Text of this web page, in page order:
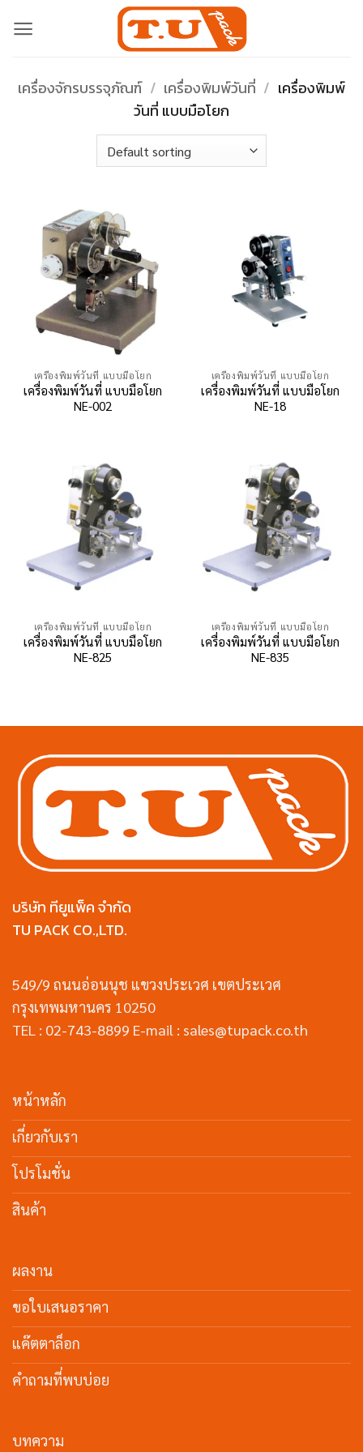
เครื่องจักรบรรจุภัณฑ์ / เครื่องพิมพ์วันที่ / เครื่องพิมพ์
วันที่ แบบมือโยก
เครื่องพิมพ์วันที่ แบบมือโยก
เครื่องพิมพ์วันที่ แบบมือโยก
NE-002
เครื่องพิมพ์วันที่ แบบมือโยก
เครื่องพิมพ์วันที่ แบบมือโยก
NE-18
เครื่องพิมพ์วันที่ แบบมือโยก
เครื่องพิมพ์วันที่ แบบมือโยก
NE-825
เครื่องพิมพ์วันที่ แบบมือโยก
เครื่องพิมพ์วันที่ แบบมือโยก
NE-835
บริษัท ทียูแพ็ค จำกัด
TU PACK CO.,LTD.
549/9 ถนนอ่อนนุช แขวงประเวศ เขตประเวศ
กรุงเทพมหานคร 10250
TEL : 02-743-8899 E-mail : sales@tupack.co.th
หน้าหลัก
เกี่ยวกับเรา
โปรโมชั่น
สินค้า
ผลงาน
ขอใบเสนอราคา
แค๊ตตาล็อก
คำถามที่พบบ่อย
บทความ